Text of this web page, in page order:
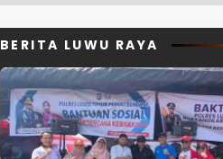
BERITA LUWU RAYA